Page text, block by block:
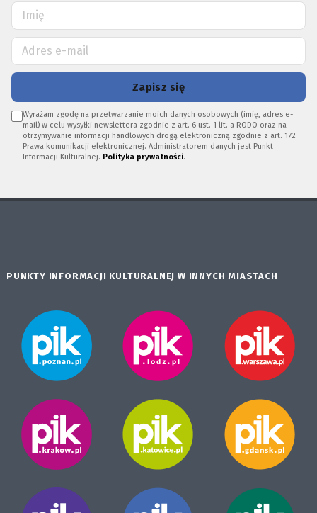
Zapisz się
Wyrażam zgodę na przetwarzanie moich danych osobowych (imię, adres e-
mail) w celu wysyłki newslettera zgodnie z art. 6 ust. 1 lit. a RODO oraz na
otrzymywanie informacji handlowych drogą elektroniczną zgodnie z art. 172
Prawa komunikacji elektronicznej. Administratorem danych jest Punkt
Informacji Kulturalnej. Polityka prywatności.
PUNKTY INFORMACJI KULTURALNEJ W INNYCH MIASTACH